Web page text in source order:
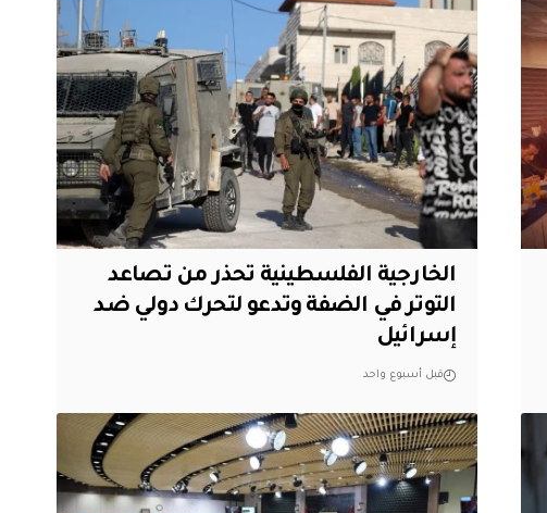
الخارجية الفلسطينية تحذر من تصاعد
التوتر في الضفة وتدعو لتحرك دولي ضد
إسرائيل
قبل أسبوع واحد